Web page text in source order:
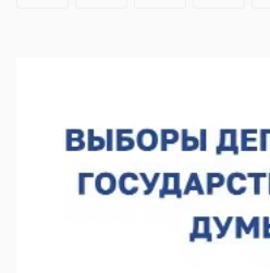
05.08.2026 14:04
Фестиваль SALUT! ИСКРА